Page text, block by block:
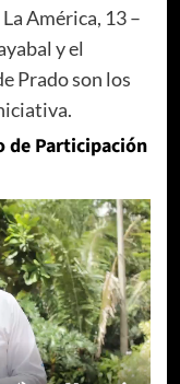
América, 13 –
y el
Prado son los
de Participación